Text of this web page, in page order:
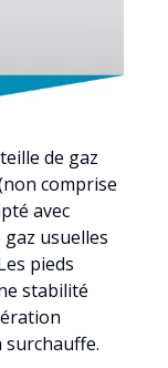
de gaz
comprise
avec
usuelles
pieds
stabilité